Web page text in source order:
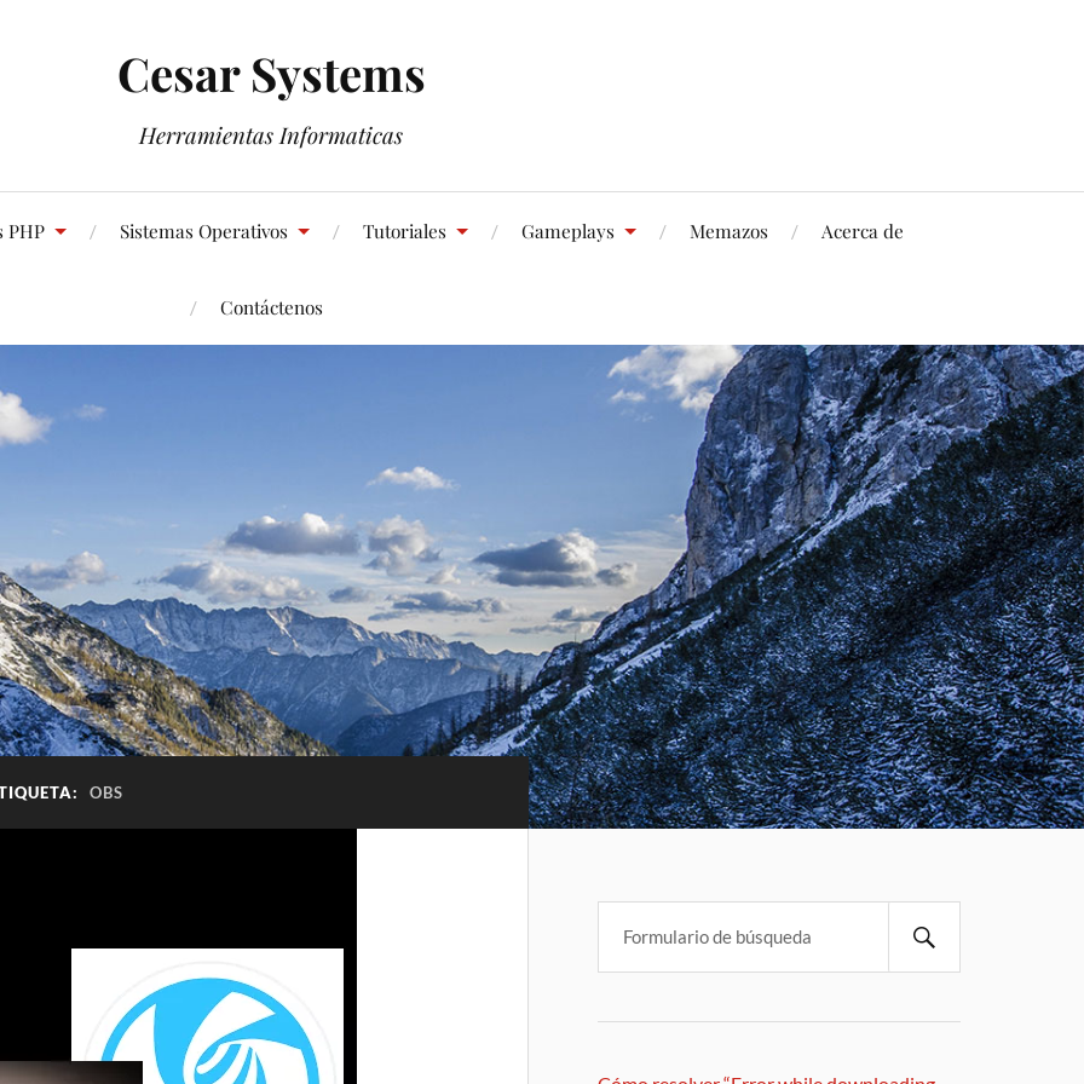
Cesar Systems
Herramientas Informaticas
PHP Sistemas Operativos Tutoriales Gameplays Memazos Acerca de
Contáctenos
OBS